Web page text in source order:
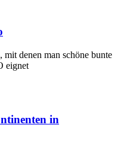
denen man schöne bunte
eignet
in